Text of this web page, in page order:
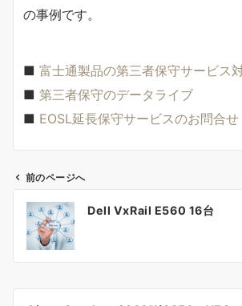
の事例です。
■ 富士通製品の第三者保守サービス
■ 第三者保守のデータライブ
■ EOSL延長保守サービスのお問合
投
稿
ナ
前のページへ
Dell VxRail E560 16台